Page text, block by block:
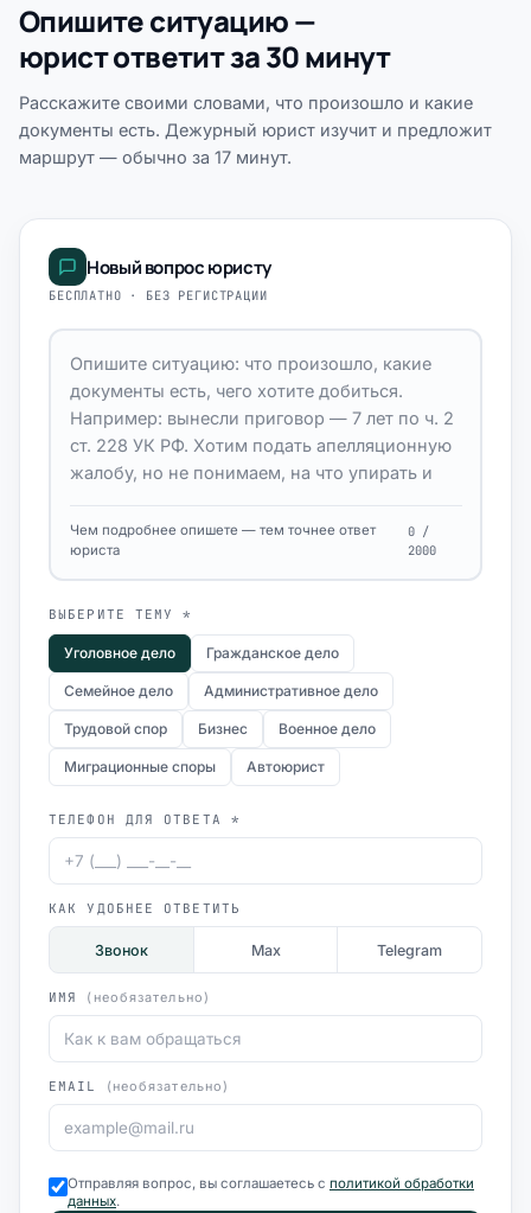
Опишите ситуацию —
юрист ответит за 30 минут
Расскажите своими словами, что произошло и какие
документы есть. Дежурный юрист изучит и предложит
маршрут — обычно за 17 минут.
Новый вопрос юристу
БЕСПЛАТНО · БЕЗ РЕГИСТРАЦИИ
Чем подробнее опишете — тем точнее ответ
юриста
0 /
2000
ВЫБЕРИТЕ ТЕМУ *
Уголовное дело Гражданское дело
Семейное дело Административное дело
Трудовой спор Бизнес Военное дело
Миграционные споры Автоюрист
ТЕЛЕФОН ДЛЯ ОТВЕТА *
КАК УДОБНЕЕ ОТВЕТИТЬ
Звонок Max Telegram
ИМЯ (необязательно)
EMAIL (необязательно)
Отправляя вопрос, вы соглашаетесь с политикой обработки
данных.